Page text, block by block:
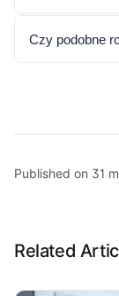
Czy podobne
Published on 31
Related